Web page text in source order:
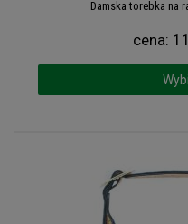
Damska torebka na
cena: